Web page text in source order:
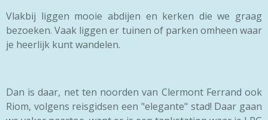
Vlakbij liggen mooie abdijen en kerken die we graag
bezoeken. Vaak liggen er tuinen of parken omheen waar
je heerlijk kunt wandelen.
Dan is daar, net ten noorden van Clermont Ferrand ook
Riom, volgens reisgidsen een "elegante" stad! Daar gaan